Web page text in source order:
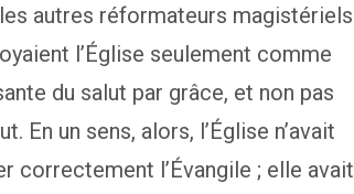
autres réformateurs magistériels
l’Église seulement comme
du salut par grâce, et non pas
En un sens, alors, l’Église n’avait
correctement l’Évangile ; elle avait